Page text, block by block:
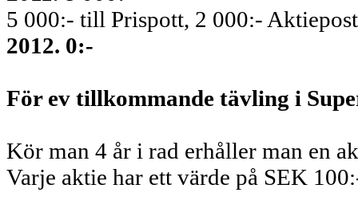
5 000:- till Prispott, 2 000:-
2012. 0:-
För ev tillkommande tävling i
Kör man 4 år i rad erhåller man en
Varje aktie har ett värde på SEK